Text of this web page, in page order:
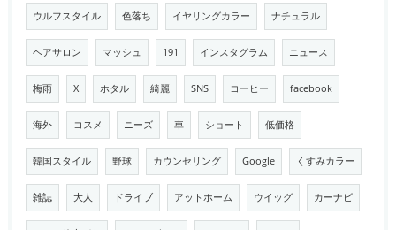
ウルフスタイル 色落ち イヤリングカラー ナチュラル
ヘアサロン マッシュ 191 インスタグラム ニュース
梅雨 X ホタル 綺麗 SNS コーヒー facebook
海外 コスメ ニーズ 車 ショート 低価格
韓国スタイル 野球 カウンセリング Google くすみカラー
雑誌 大人 ドライブ アットホーム ウイッグ カーナビ